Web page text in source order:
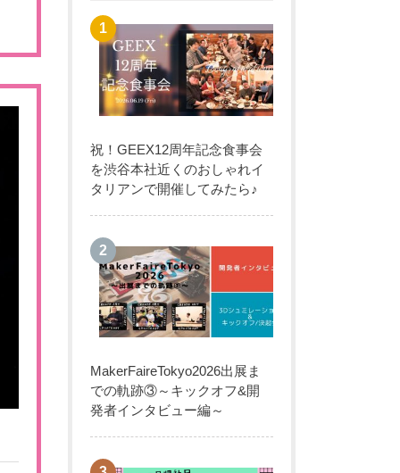
祝！GEEX12周年記念食事会
を渋谷本社近くのおしゃれイ
タリアンで開催してみたら♪
MakerFaireTokyo2026出展ま
での軌跡③～キックオフ&開
発者インタビュー編～